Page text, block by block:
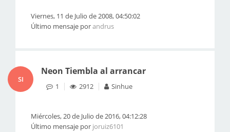
Viernes, 11 de Julio de 2008, 04:50:02
Último mensaje porandrus
SI
Neon Tiembla al arrancar
1 2912 Sinhue
Miércoles, 20 de Julio de 2016, 04:12:28
Último mensaje por joruiz6101